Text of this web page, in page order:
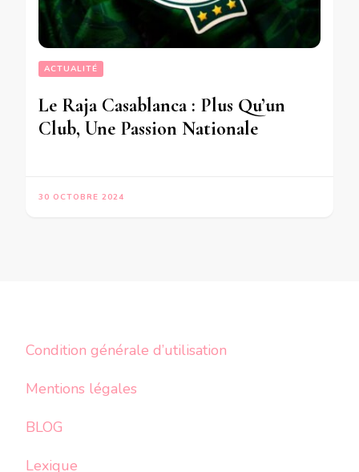
ACTUALITÉ
Le Raja Casablanca : Plus Qu’un
Club, Une Passion Nationale
30 OCTOBRE 2024
Condition générale d’utilisation
Mentions légales
BLOG
Lexique